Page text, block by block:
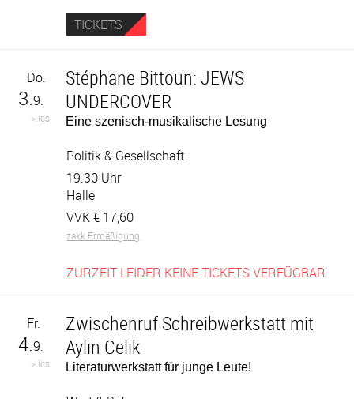
TICKETS
Do.
3.9.
>.ics
Stéphane Bittoun: JEWS
UNDERCOVER
Eine szenisch-musikalische Lesung
Politik & Gesellschaft
19.30 Uhr
Halle
VVK € 17,60
zakk Ermäßigung
ZURZEIT LEIDER KEINE TICKETS VERFÜGBAR
Fr.
4.9.
>.ics
Zwischenruf Schreibwerkstatt mit
Aylin Celik
Literaturwerkstatt für junge Leute!